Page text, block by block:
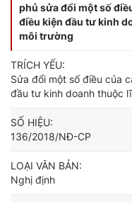
phủ sửa đổi một số
điều kiện đầu tư kinh
môi trường
TRÍCH YẾU:
Sửa đổi một số điều của
đầu tư kinh doanh thuộc
SỐ HIỆU:
136/2018/NĐ-CP
LOẠI VĂN BẢN:
Nghị định